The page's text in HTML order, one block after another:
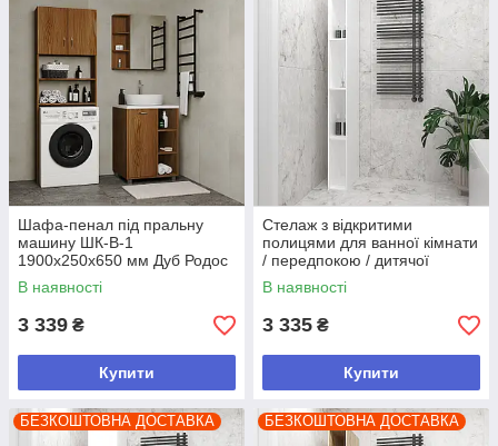
Шафа-пенал під пральну
машину ШК-В-1
1900х250х650 мм Дуб Родос
темний
В наявності
3 339 ₴
Купити
Стелаж з відкритими
полицями для ванної кімнати
/ передпокою / дитячої
2000х200х450 мм Білий
В наявності
3 335 ₴
Купити
БЕЗКОШТОВНА ДОСТАВКА БЕЗКОШТОВНА ДОСТАВКА